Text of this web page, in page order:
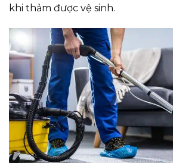
khi thảm được vệ sinh.